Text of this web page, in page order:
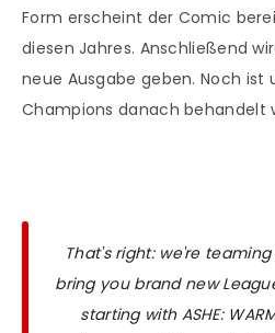
Form erscheint der Comic
diesen Jahres. Anschließend
neue Ausgabe geben. Noch ist
Champions danach behandelt
That's right: we're
bring you brand new
starting with ASHE: